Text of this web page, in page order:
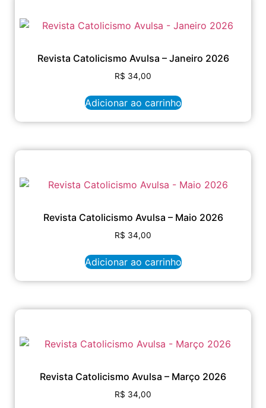
Revista Catolicismo Avulsa – Janeiro 2026
R$ 34,00
Adicionar ao carrinho
Revista Catolicismo Avulsa – Maio 2026
R$ 34,00
Adicionar ao carrinho
Revista Catolicismo Avulsa – Março 2026
R$ 34,00